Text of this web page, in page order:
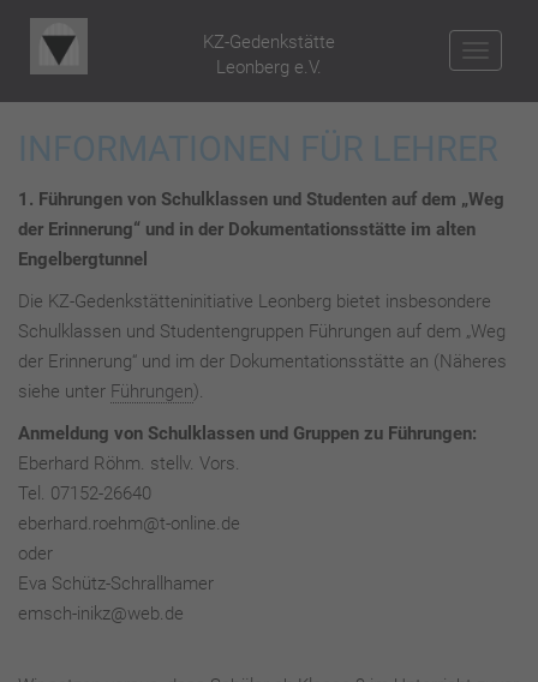
KZ-Gedenkstätte
Leonberg e.V.
INFORMATIONEN FÜR LEHRER
1. Führungen von Schulklassen und Studenten auf dem „Weg
der Erinnerung“ und in der Dokumentationsstätte im alten
Engelbergtunnel
Die KZ-Gedenkstätteninitiative Leonberg bietet insbesondere
Schulklassen und Studentengruppen Führungen auf dem „Weg
der Erinnerung“ und im der Dokumentationsstätte an (Näheres
siehe unter Führungen).
Anmeldung von Schulklassen und Gruppen zu Führungen:
Eberhard Röhm. stellv. Vors.
Tel. 07152-26640
eberhard.roehm@t-online.de
oder
Eva Schütz-Schrallhamer
emsch-inikz@web.de